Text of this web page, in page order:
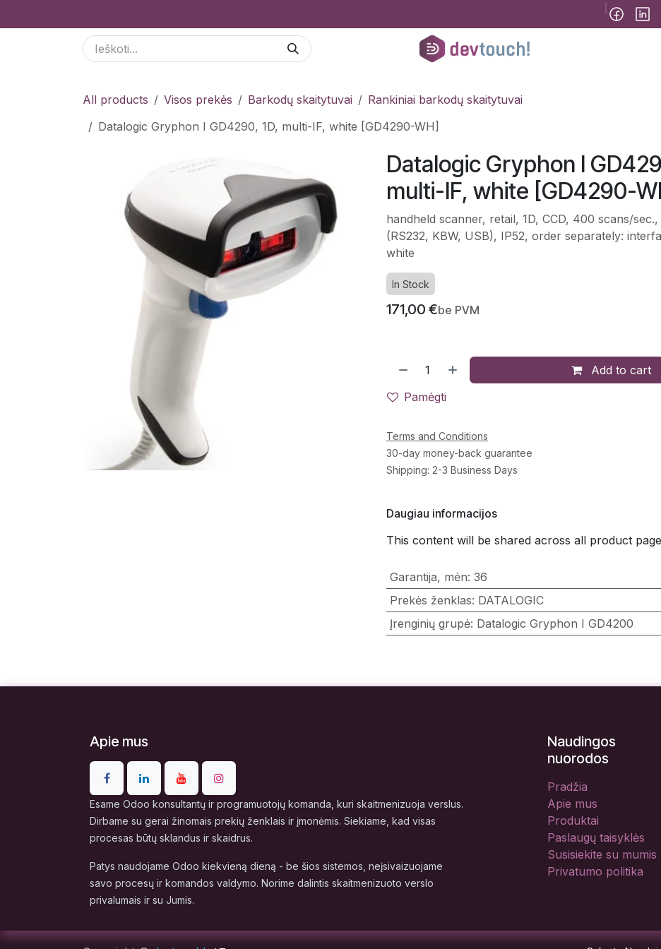
Kursai Help
All products Visos prekės Barkodų skaitytuvai
Rankiniai barkodų skaitytuvai
Datalogic Gryphon I GD4290, 1D, multi-IF, white [GD4290-WH]
Datalogic Gryphon I
multi-IF, white [GD4290-
handheld scanner, retail, 1D, CCD, 400 scans/
(RS232, KBW, USB), IP52, order separately:
white
In Stock
171,00 €be PVM
Add to cart
Pamėgti
Terms and Conditions
30-day money-back guarantee
Shipping: 2-3 Business Days
Daugiau informacijos
This content will be shared across all product
Garantija, mėn: 36
Prekės ženklas: DATALOGIC
Įrenginių grupė: Datalogic Gryphon I GD4200
Apie mus
Esame Odoo konsultantų ir programuotojų komanda, kuri skaitmenizuoja verslus.
Dirbame su gerai žinomais prekių ženklais ir įmonėmis. Siekiame, kad visas
procesas būtų sklandus ir skaidrus.
Patys naudojame Odoo kiekvieną dieną - be šios sistemos, neįsivaizuojame
savo procesų ir komandos valdymo. Norime dalintis skaitmenizuoto verslo
privalumais ir su Jumis.
Naudingos
nuorodos
Pradžia
Apie mus
Produktai
Paslaugų taisyklės
Susisiekite su mumis
Privatumo politika